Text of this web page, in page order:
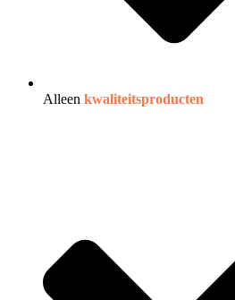
Alleen kwaliteitsproducten